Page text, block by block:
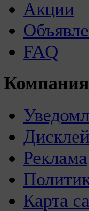
Акции
FAQ
Компания
Реклама
Карта